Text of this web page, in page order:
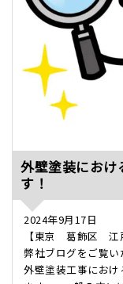
外壁塗装におけ
す！
2024年9月17日
【東京 葛飾区 江
弊社ブログをご覧い
外壁塗装工事にお